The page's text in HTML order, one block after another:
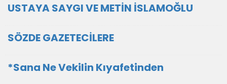
USTAYA SAYGI VE METİN İSLAMOĞLU
SÖZDE GAZETECİLERE
*Sana Ne Vekilin Kıyafetinden